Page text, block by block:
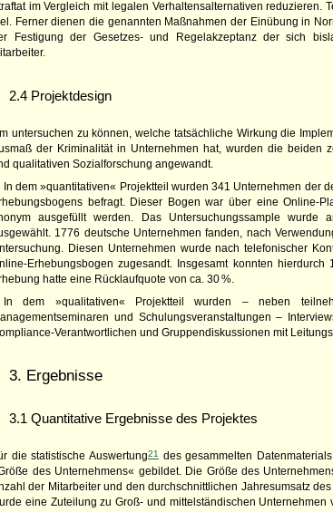
im Vergleich mit legalen Verhaltensalternativen reduzieren.
Ferner dienen die genannten Maßnahmen der Einübung in
Festigung der Gesetzes- und Regelakzeptanz der sich
2.4 Projektdesign
untersuchen zu können, welche tatsächliche Wirkung die
der Kriminalität in Unternehmen hat, wurden die beiden
qualitativen Sozialforschung angewandt.
In dem »quantitativen« Projektteil wurden 341 Unternehmen der
befragt. Dieser Bogen war über eine Online-
ausgefüllt werden. Das Untersuchungssample wurde
1776 deutsche Unternehmen fanden, nach
Diesen Unternehmen wurde nach telefonischer
Erhebungsbogen zugesandt. Insgesamt konnten
hatte eine Rücklaufquote von ca. 30 %.
In dem »qualitativen« Projektteil wurden – neben
und Schulungsveranstaltungen –
Verantwortlichen und Gruppendiskussionen mit
3. Ergebnisse
3.1 Quantitative Ergebnisse des Projektes
die statistische Auswertung21des gesammelten
des Unternehmens« gebildet. Die Größe des
der Mitarbeiter und den durchschnittlichen Jahresumsatz
eine Zuteilung zu Groß- und mittelständischen